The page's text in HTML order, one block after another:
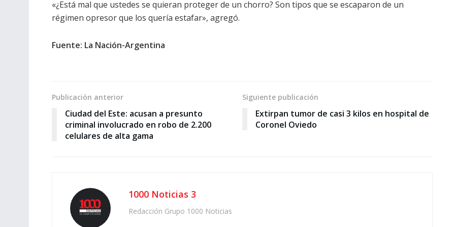
«¿Está mal que ustedes se quieran proteger de un chorro? Son tipos que se escaparon de un
régimen opresor que los quería estafar», agregó.
Fuente: La Nación-Argentina
Publicación anterior
Ciudad del Este: acusan a presunto
criminal involucrado en robo de 2.200
celulares de alta gama
Siguiente publicación
Extirpan tumor de casi 3 kilos en hospital de
Coronel Oviedo
1000 Noticias 3
Redacción Grupo 1000 Noticias